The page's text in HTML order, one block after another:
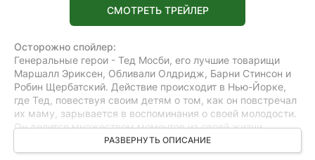
СМОТРЕТЬ ТРЕЙЛЕР
Осторожно спойлер:
Генеральные герои - Тед Мосби, его лучшие товарищи
Маршалл Эриксен, Обливали Олдридж, Барни Стинсон и
Робин Щербатский. Действие происходит в Нью-Йорке,
где Тед, повествуя своим детям о том, как он повстречал
их маму, зарывается в воспоминания о своей молодости.
Он делится множеством моментов из своей жизни,
начиная с того, как иногда влюбляется в женщин, что и
становится толчком к его поискам настоящей любви. В
РАЗВЕРНУТЬ ОПИСАНИЕ